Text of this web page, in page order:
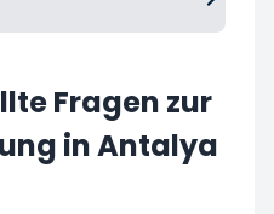
Fragen zur
in Antalya